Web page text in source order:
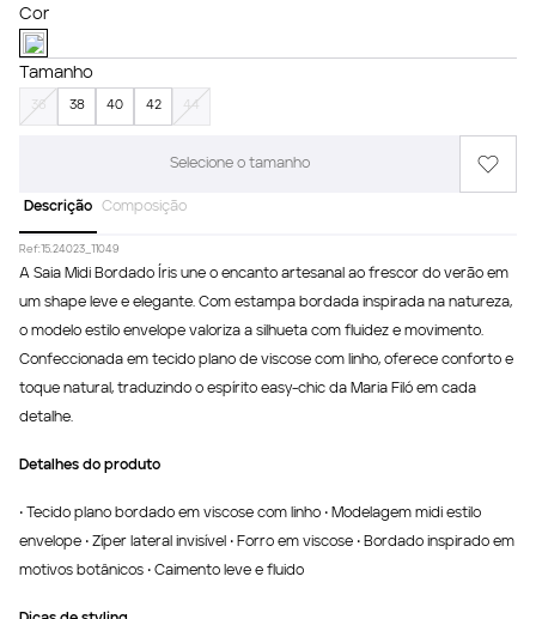
Cor
Tamanho
36 38 40 42 44
Selecione o tamanho
Descrição Composição
Ref: 15.24023_11049
A Saia Midi Bordado Íris une o encanto artesanal ao frescor do verão em
um shape leve e elegante. Com estampa bordada inspirada na natureza,
o modelo estilo envelope valoriza a silhueta com fluidez e movimento.
Confeccionada em tecido plano de viscose com linho, oferece conforto e
toque natural, traduzindo o espírito easy-chic da Maria Filó em cada
detalhe.
Detalhes do produto
• Tecido plano bordado em viscose com linho • Modelagem midi estilo
envelope • Zíper lateral invisível • Forro em viscose • Bordado inspirado em
motivos botânicos • Caimento leve e fluido